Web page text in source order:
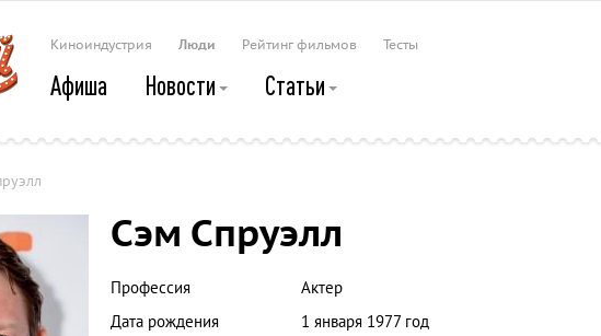
Киноиндустрия Люди Рейтинг фильмов Тесты
Афиша Новости Статьи
Сэм Спруэлл
Профессия
Актер
Дата рождения
1 января 1977 год